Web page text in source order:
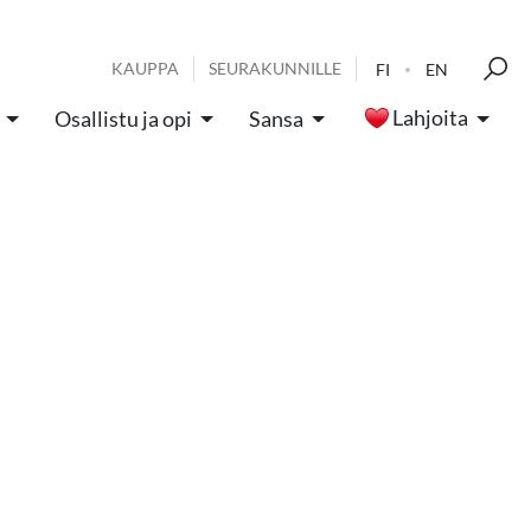
KAUPPA SEURAKUNNILLE FI EN
Osallistu ja opi Sansa Lahjoita